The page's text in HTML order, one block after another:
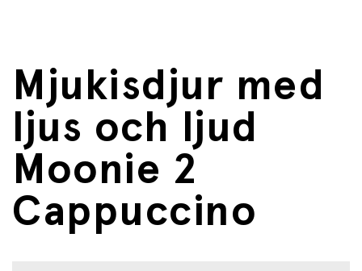
Mjukisdjur med
ljus och ljud
Moonie 2
Cappuccino